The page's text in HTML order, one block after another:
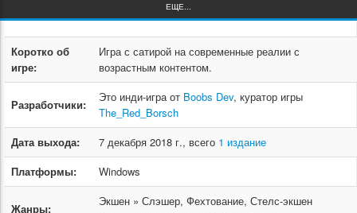
ЕЩЕ...
Коротко об
игре:
Игра с сатирой на современные реалии с
возрастным контентом.
Разработчики:
Это инди-игра от Boobs Dev, куратор игры
The_Red_Borsch
Дата выхода:
7 декабря 2018 г., всего 1 издание
Платформы:
Windows
Жанры:
Экшен » Слэшер, Фехтование, Стелс-экшен